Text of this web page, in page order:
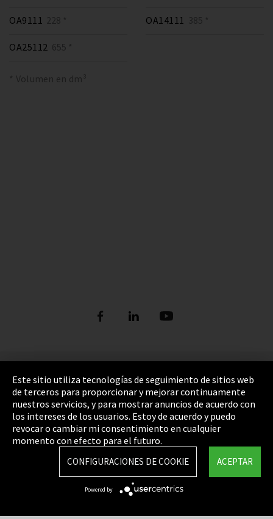
OA9111 228 * OA14111 385 *
OA25112 655 *
* Volumen en dm³
Pie de imprenta
Política de privacidad
Cookie Settings
Términos y Condiciones
Mapa del sitio
Integrity Line
Este sitio utiliza tecnologías de seguimiento de sitios web
de terceros para proporcionar y mejorar continuamente
nuestros servicios, y para mostrar anuncios de acuerdo con
los intereses de los usuarios. Estoy de acuerdo y puedo
revocar o cambiar mi consentimiento en cualquier
momento con efecto para el futuro.
ACEPTAR
CONFIGURACIONES DE COOKIE
Powered by